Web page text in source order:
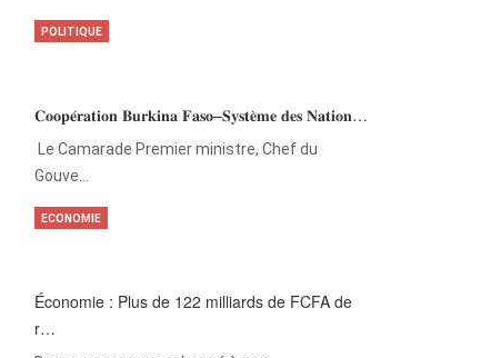
𝐂𝐨𝐨𝐩𝐞́𝐫𝐚𝐭𝐢𝐨𝐧 𝐁𝐮𝐫𝐤𝐢𝐧𝐚 𝐅𝐚𝐬𝐨–𝐒𝐲𝐬𝐭𝐞̀𝐦𝐞 𝐝𝐞𝐬 𝐍𝐚𝐭𝐢𝐨𝐧…
‎Le Camarade Premier ministre, Chef du
Gouve…
POLITIQUE
Économie : Plus de 122 milliards de FCFA de
r…
ECONOMIE